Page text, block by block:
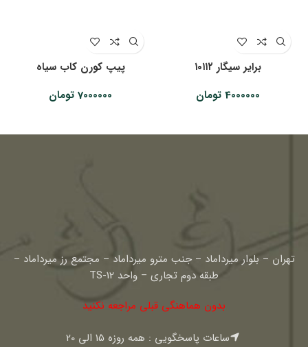
برایر سیگار ۱۰۱۱۲
4000000 تومان
پیپ کورن کاب سیاه
7000000 تومان
تهران – بلوار میرداماد – جنب مترو میرداماد – مجتمع رز میرداماد –
طبقه دوم تجاری – واحد TS-12
بدون هماهنگی قبلی مراجعه نکنید
ساعات پاسخگویی : همه روزه 15 الی 20